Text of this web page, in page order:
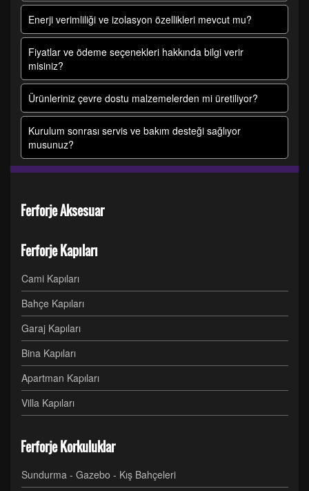
Enerji verimliliği ve izolasyon özellikleri mevcut mu?
Fiyatlar ve ödeme seçenekleri hakkında bilgi verir
misiniz?
Ürünleriniz çevre dostu malzemelerden mi üretiliyor?
Kurulum sonrası servis ve bakım desteği sağlıyor
musunuz?
Ferforje Aksesuar
Ferforje Kapıları
Cami Kapıları
Bahçe Kapıları
Garaj Kapıları
Bina Kapıları
Apartman Kapıları
Villa Kapıları
Ferforje Korkuluklar
Sundurma - Gazebo - Kış Bahçeleri